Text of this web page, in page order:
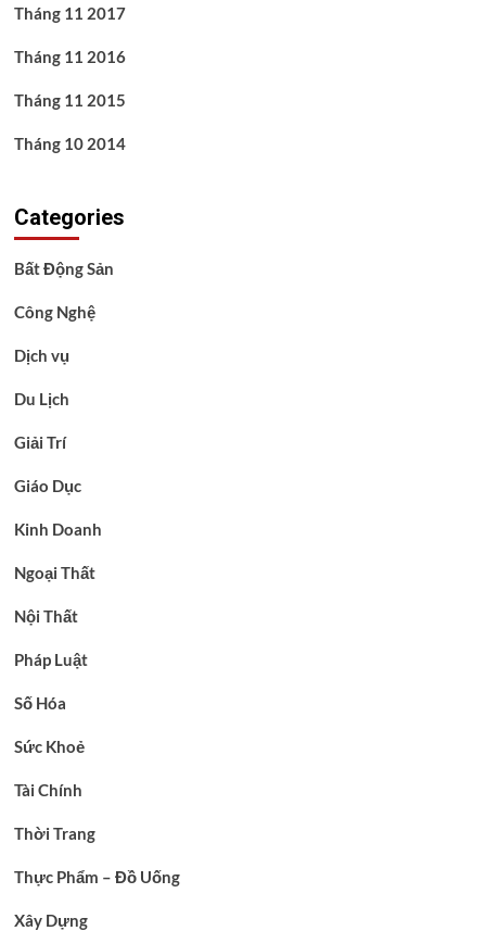
Tháng 11 2017
Tháng 11 2016
Tháng 11 2015
Tháng 10 2014
Categories
Bất Động Sản
Công Nghệ
Dịch vụ
Du Lịch
Giải Trí
Giáo Dục
Kinh Doanh
Ngoại Thất
Nội Thất
Pháp Luật
Số Hóa
Sức Khoẻ
Tài Chính
Thời Trang
Thực Phẩm – Đồ Uống
Xây Dựng